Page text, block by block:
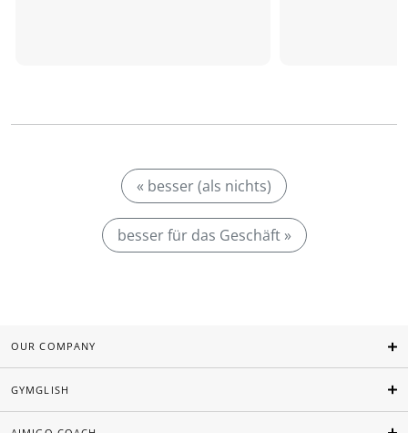
« besser (als nichts)
besser für das Geschäft »
OUR COMPANY
GYMGLISH